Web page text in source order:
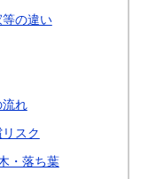
の違い
れ
スク
・落ち葉